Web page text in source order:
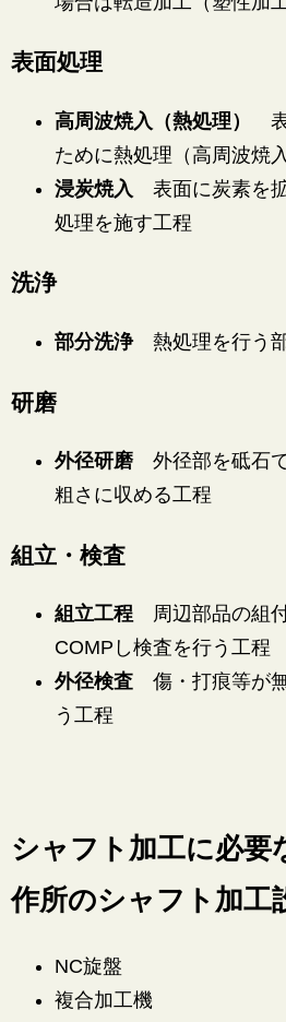
表面処理
高周波焼入（熱処理）
ために熱処理（高周波焼
浸炭焼入 表面に炭素を
処理を施す工程
洗浄
部分洗浄熱処理を行う部
研磨
外径研磨外径部を砥石で
粗さに収める工程
組立・検査
組立工程 周辺部品の組
COMPし検査を行う工程
外径検査 傷・打痕等が
う工程
シャフト加工に必要
作所のシャフト加工
NC旋盤
複合加工機